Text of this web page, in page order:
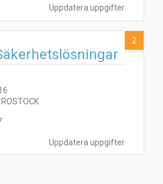
Uppdatera uppgifter
Uppdatera uppgifter
2